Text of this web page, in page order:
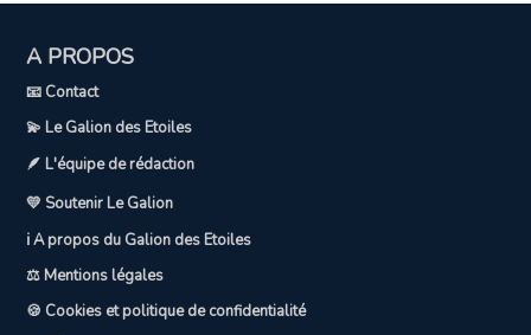
A PROPOS
📧 Contact
💫 Le Galion des Etoiles
🪶 L'équipe de rédaction
💛 Soutenir Le Galion
ℹ️ A propos du Galion des Etoiles
⚖️ Mentions légales
🍪 Cookies et politique de confidentialité